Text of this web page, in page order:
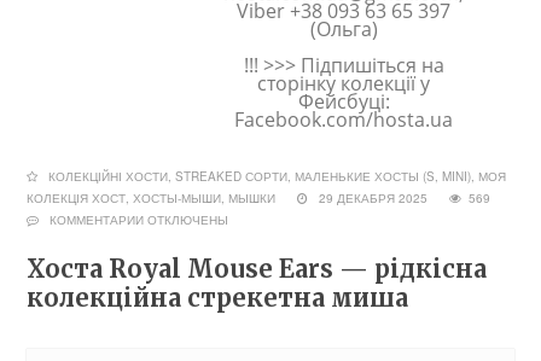
Viber +38 093 63 65 397
(Ольга)
!!! >>> Підпишіться на
сторінку колекції у
Фейсбуці:
Facebook.com/hosta.ua
КОЛЕКЦІЙНІ ХОСТИ, STREAKED СОРТИ, МАЛЕНЬКИЕ ХОСТЫ (S, MINI), МОЯ
КОЛЕКЦІЯ ХОСТ,ХОСТЫ-МЫШИ, МЫШКИ 29 ДЕКАБРЯ 2025
569
КОММЕНТАРИИ ОТКЛЮЧЕНЫ
Хоста Royal Mouse Ears — рідкісна
колекційна стрекетна миша